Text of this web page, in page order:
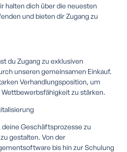
halten dich über die neuesten
und bieten dir Zugang zu
du Zugang zu exklusiven
unseren gemeinsamen Einkauf.
Verhandlungsposition, um
zu stärken.
Geschäftsprozesse zu
gestalten. Von der
bis hin zur Schulung